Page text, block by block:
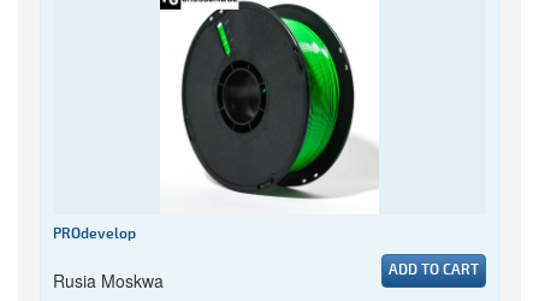
PROdevelop
Rusia Moskwa ADD TO CART